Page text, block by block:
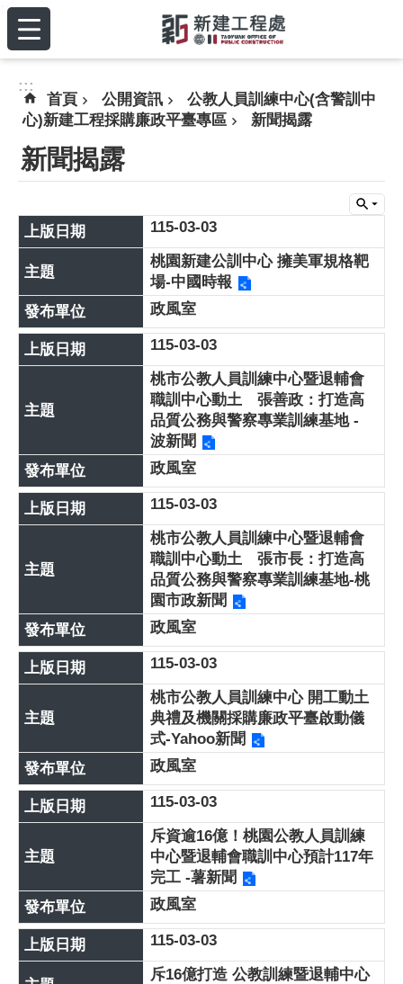
跳到主要內容區塊
:::
:::
首頁 公開資訊
公教人員訓練中心(含警訓中
心)新建工程採購廉政平臺專區
新聞揭露
新聞揭露
115-03-03
桃園新建公訓中心 擁美軍規格靶
場-中國時報
政風室
115-03-03
桃市公教人員訓練中心暨退輔會
職訓中心動土 張善政：打造高
品質公務與警察專業訓練基地 -
波新聞
政風室
115-03-03
桃市公教人員訓練中心暨退輔會
職訓中心動土 張市長：打造高
品質公務與警察專業訓練基地-桃
園市政新聞
政風室
115-03-03
桃市公教人員訓練中心 開工動土
典禮及機關採購廉政平臺啟動儀
式-Yahoo新聞
政風室
115-03-03
斥資逾16億！桃園公教人員訓練
中心暨退輔會職訓中心預計117年
完工 -薯新聞
政風室
115-03-03
斥16億打造 公教訓練暨退輔中心